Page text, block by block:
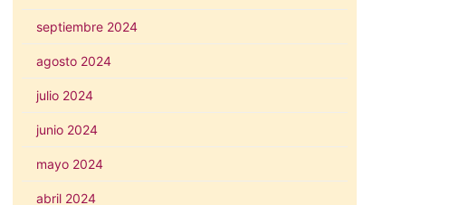
septiembre 2024
agosto 2024
julio 2024
junio 2024
mayo 2024
abril 2024